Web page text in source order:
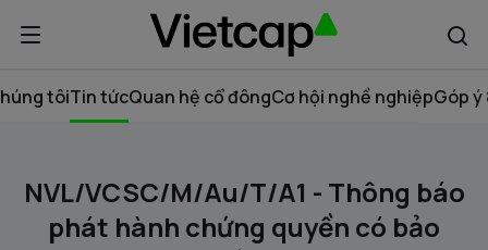
tôiTin tứcQuan hệ cổ đôngCơ hội nghề nghiệpGóp ý
NVL/VCSC/M/Au/T/A1 - Thông báo
phát hành chứng quyền có bảo